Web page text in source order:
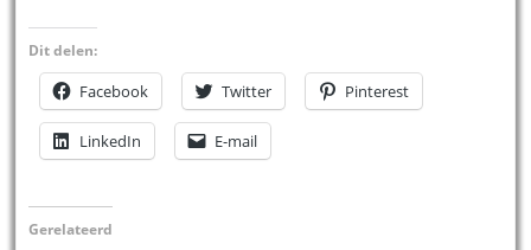
Dit delen:
Facebook Twitter Pinterest
LinkedIn E-mail
Gerelateerd